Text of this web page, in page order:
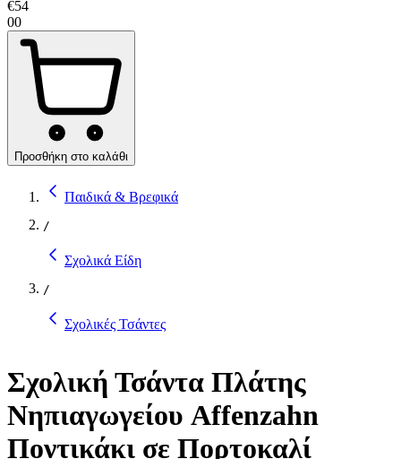
€54
00
Προσθήκη στο καλάθι
Παιδικά & Βρεφικά
/
Σχολικά Είδη
/
Σχολικές Τσάντες
Σχολική Τσάντα Πλάτης
Νηπιαγωγείου Affenzahn
Ποντικάκι σε Πορτοκαλί